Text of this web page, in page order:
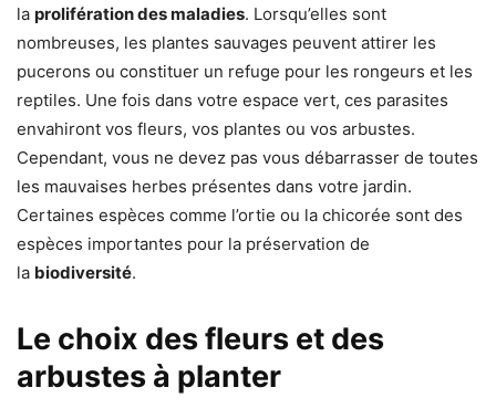
la prolifération des maladies. Lorsqu’elles sont
nombreuses, les plantes sauvages peuvent attirer les
pucerons ou constituer un refuge pour les rongeurs et les
reptiles. Une fois dans votre espace vert, ces parasites
envahiront vos fleurs, vos plantes ou vos arbustes.
Cependant, vous ne devez pas vous débarrasser de toutes
les mauvaises herbes présentes dans votre jardin.
Certaines espèces comme l’ortie ou la chicorée sont des
espèces importantes pour la préservation de
la biodiversité.
Le choix des fleurs et des
arbustes à planter